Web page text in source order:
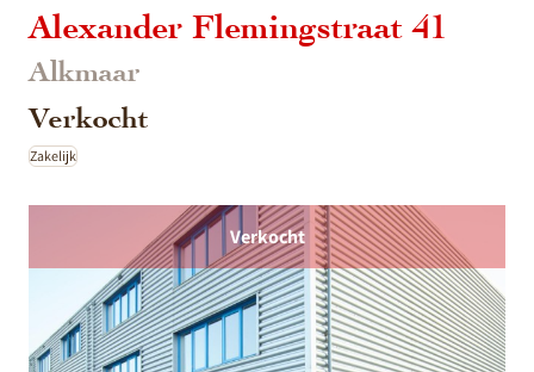
Alexander Flemingstraat 41
Alkmaar
Verkocht
Zakelijk
Verkocht